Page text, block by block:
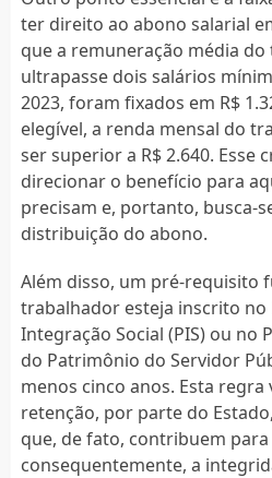
ter direito ao abono salarial
que a remuneração média
ultrapasse dois salários
2023, foram fixados em R$
elegível, a renda mensal do
ser superior a R$ 2.640. Esse
direcionar o benefício para
precisam e, portanto, busca-
distribuição do abono.
Além disso, um pré-requisito
trabalhador esteja inscrito no
Integração Social (PIS) ou no
do Patrimônio do Servidor
menos cinco anos. Esta
retenção, por parte do
que, de fato, contribuem para
consequentemente, a